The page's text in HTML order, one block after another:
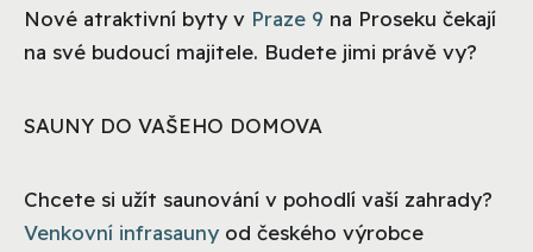
Nové atraktivní byty v Praze 9 na Proseku čekají
na své budoucí majitele. Budete jimi právě vy?
SAUNY DO VAŠEHO DOMOVA
Chcete si užít saunování v pohodlí vaší zahrady?
Venkovní infrasauny od českého výrobce